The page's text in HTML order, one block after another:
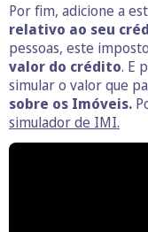
Por fim, adicione a
relativo ao seu
pessoas, este
valor do crédito. E
simular o valor que
sobre os Imóveis.
simulador de IMI.